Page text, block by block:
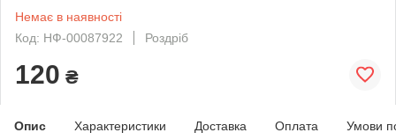
Немає в наявності
Код: НФ-00087922
Роздріб
120 ₴
Опис Характеристики Доставка Оплата Умови